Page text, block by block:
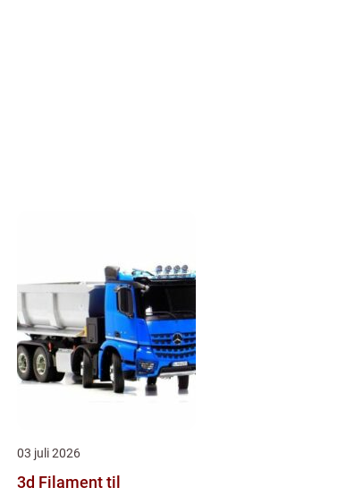
03 juli 2026
3d Filament til